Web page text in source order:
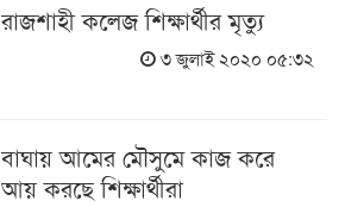
রাজশাহী কলেজ শিক্ষার্থীর মৃত্যু
৩ জুলাই ২০২০ ০৫:৩২
বাঘায় আমের মৌসুমে কাজ করে
আয় করছে শিক্ষার্থীরা